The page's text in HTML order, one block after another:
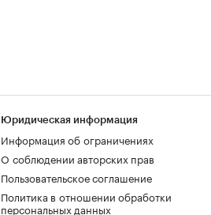
Юридическая информация
Информация об ограничениях
О соблюдении авторских прав
Пользовательское соглашение
Политика в отношении обработки
персональных данных